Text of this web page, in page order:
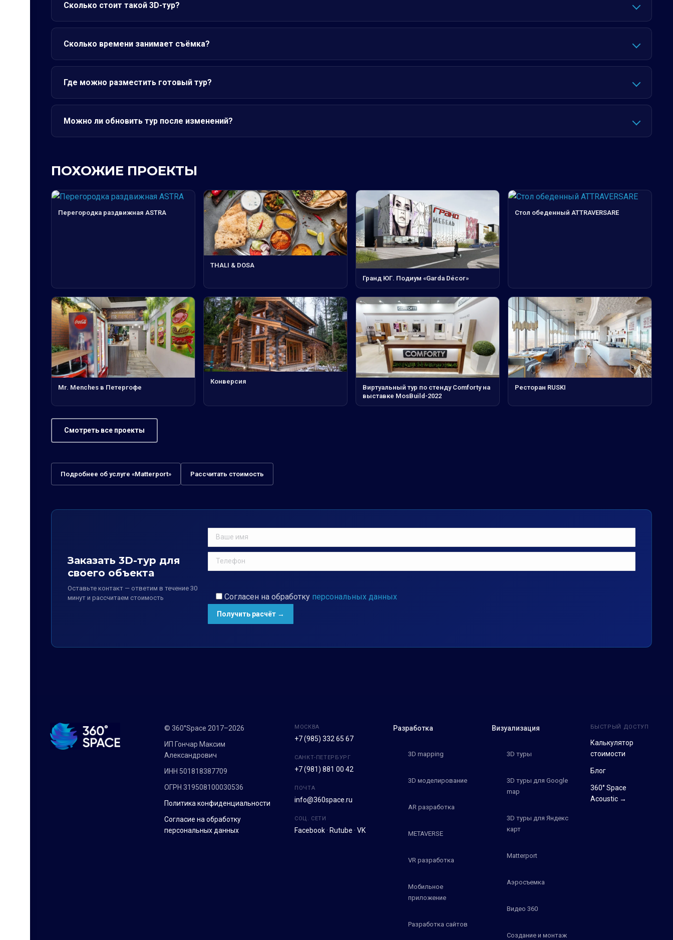
Сколько стоит такой 3D-тур?
Сколько времени занимает съёмка?
Где можно разместить готовый тур?
Можно ли обновить тур после изменений?
ПОХОЖИЕ ПРОЕКТЫ
Перегородка раздвижная ASTRA
THALI & DOSA
Гранд ЮГ. Подиум «Garda Décor»
Стол обеденный ATTRAVERSARE
Mr. Menches в Петергофе
Конверсия
Виртуальный тур по стенду Comforty на
выставке MosBuild-2022
Ресторан RUSKI
Смотреть все проекты
Подробнее об услуге «Matterport» Рассчитать стоимость
Заказать 3D-тур для
своего объекта
Оставьте контакт — ответим в течение 30
минут и рассчитаем стоимость
Согласен на обработку персональных данных
© 360°Space 2017–2026
ИП Гончар Максим
Александрович
ИНН 501818387709
ОГРН 319508100030536
Политика конфиденциальности
Согласие на обработку
персональных данных
МОСКВА
+7 (985) 332 65 67
САНКТ-ПЕТЕРБУРГ
+7 (981) 881 00 42
ПОЧТА
info@360space.ru
СОЦ. СЕТИ
Facebook· Rutube · VK
Разработка
3D mapping
3D моделирование
AR разработка
METAVERSE
VR разработка
Мобильное
приложение
Разработка сайтов
Визуализация
3D туры
3D туры для Google
map
3D туры для Яндекс
карт
Matterport
Аэросъемка
Видео 360
Создание и монтаж
БЫСТРЫЙ ДОСТУП
Калькулятор
стоимости
Блог
360° Space
Acoustic →